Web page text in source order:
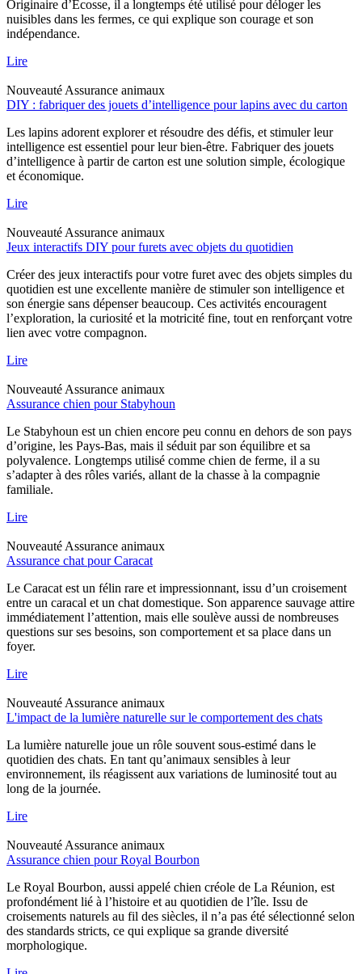
Originaire d’Écosse, il a longtemps été utilisé pour déloger les
nuisibles dans les fermes, ce qui explique son courage et son
indépendance.
Lire
Nouveauté Assurance animaux
DIY : fabriquer des jouets d’intelligence pour lapins avec du carton
Les lapins adorent explorer et résoudre des défis, et stimuler leur
intelligence est essentiel pour leur bien-être. Fabriquer des jouets
d’intelligence à partir de carton est une solution simple, écologique
et économique.
Lire
Nouveauté Assurance animaux
Jeux interactifs DIY pour furets avec objets du quotidien
Créer des jeux interactifs pour votre furet avec des objets simples du
quotidien est une excellente manière de stimuler son intelligence et
son énergie sans dépenser beaucoup. Ces activités encouragent
l’exploration, la curiosité et la motricité fine, tout en renforçant votre
lien avec votre compagnon.
Lire
Nouveauté Assurance animaux
Assurance chien pour Stabyhoun
Le Stabyhoun est un chien encore peu connu en dehors de son pays
d’origine, les Pays-Bas, mais il séduit par son équilibre et sa
polyvalence. Longtemps utilisé comme chien de ferme, il a su
s’adapter à des rôles variés, allant de la chasse à la compagnie
familiale.
Lire
Nouveauté Assurance animaux
Assurance chat pour Caracat
Le Caracat est un félin rare et impressionnant, issu d’un croisement
entre un caracal et un chat domestique. Son apparence sauvage attire
immédiatement l’attention, mais elle soulève aussi de nombreuses
questions sur ses besoins, son comportement et sa place dans un
foyer.
Lire
Nouveauté Assurance animaux
L'impact de la lumière naturelle sur le comportement des chats
La lumière naturelle joue un rôle souvent sous-estimé dans le
quotidien des chats. En tant qu’animaux sensibles à leur
environnement, ils réagissent aux variations de luminosité tout au
long de la journée.
Lire
Nouveauté Assurance animaux
Assurance chien pour Royal Bourbon
Le Royal Bourbon, aussi appelé chien créole de La Réunion, est
profondément lié à l’histoire et au quotidien de l’île. Issu de
croisements naturels au fil des siècles, il n’a pas été sélectionné selon
des standards stricts, ce qui explique sa grande diversité
morphologique.